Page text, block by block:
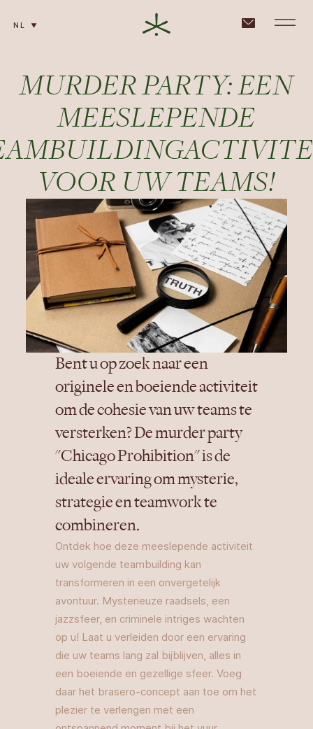
NL
Teambuilding
Boeking
Nieuws
MURDER PARTY: EEN
MEESLEPENDE
VOOR UW TEAMS!
Bent u op zoek naar een
originele en boeiende activiteit
om de cohesie van uw teams te
versterken? De murder party
"Chicago Prohibition" is de
ideale ervaring om mysterie,
strategie en teamwork te
combineren.
Ontdek hoe deze meeslepende activiteit
uw volgende teambuilding kan
transformeren in een onvergetelijk
avontuur. Mysterieuze raadsels, een
jazzsfeer, en criminele intriges wachten
op u! Laat u verleiden door een ervaring
die uw teams lang zal bijblijven, alles in
een boeiende en gezellige sfeer. Voeg
daar het brasero-concept aan toe om het
plezier te verlengen met een